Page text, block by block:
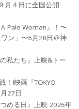
月４日に全国公開
Pale Woman』！〜
ン」〜6月28日＠神
私たち』上映&トー
！!映画『TOKYO
27日
める日』上映 2026年